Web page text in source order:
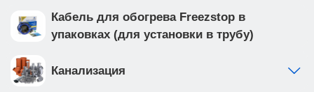
Кабель для обогрева Freezstop в
упаковках (для установки в трубу)
Канализация